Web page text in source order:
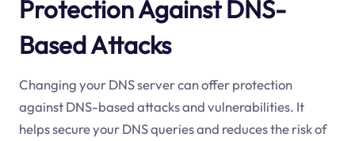
Protection Against DNS-
Based Attacks
Changing your DNS server can offer protection
against DNS-based attacks and vulnerabilities. It
helps secure your DNS queries and reduces the risk of